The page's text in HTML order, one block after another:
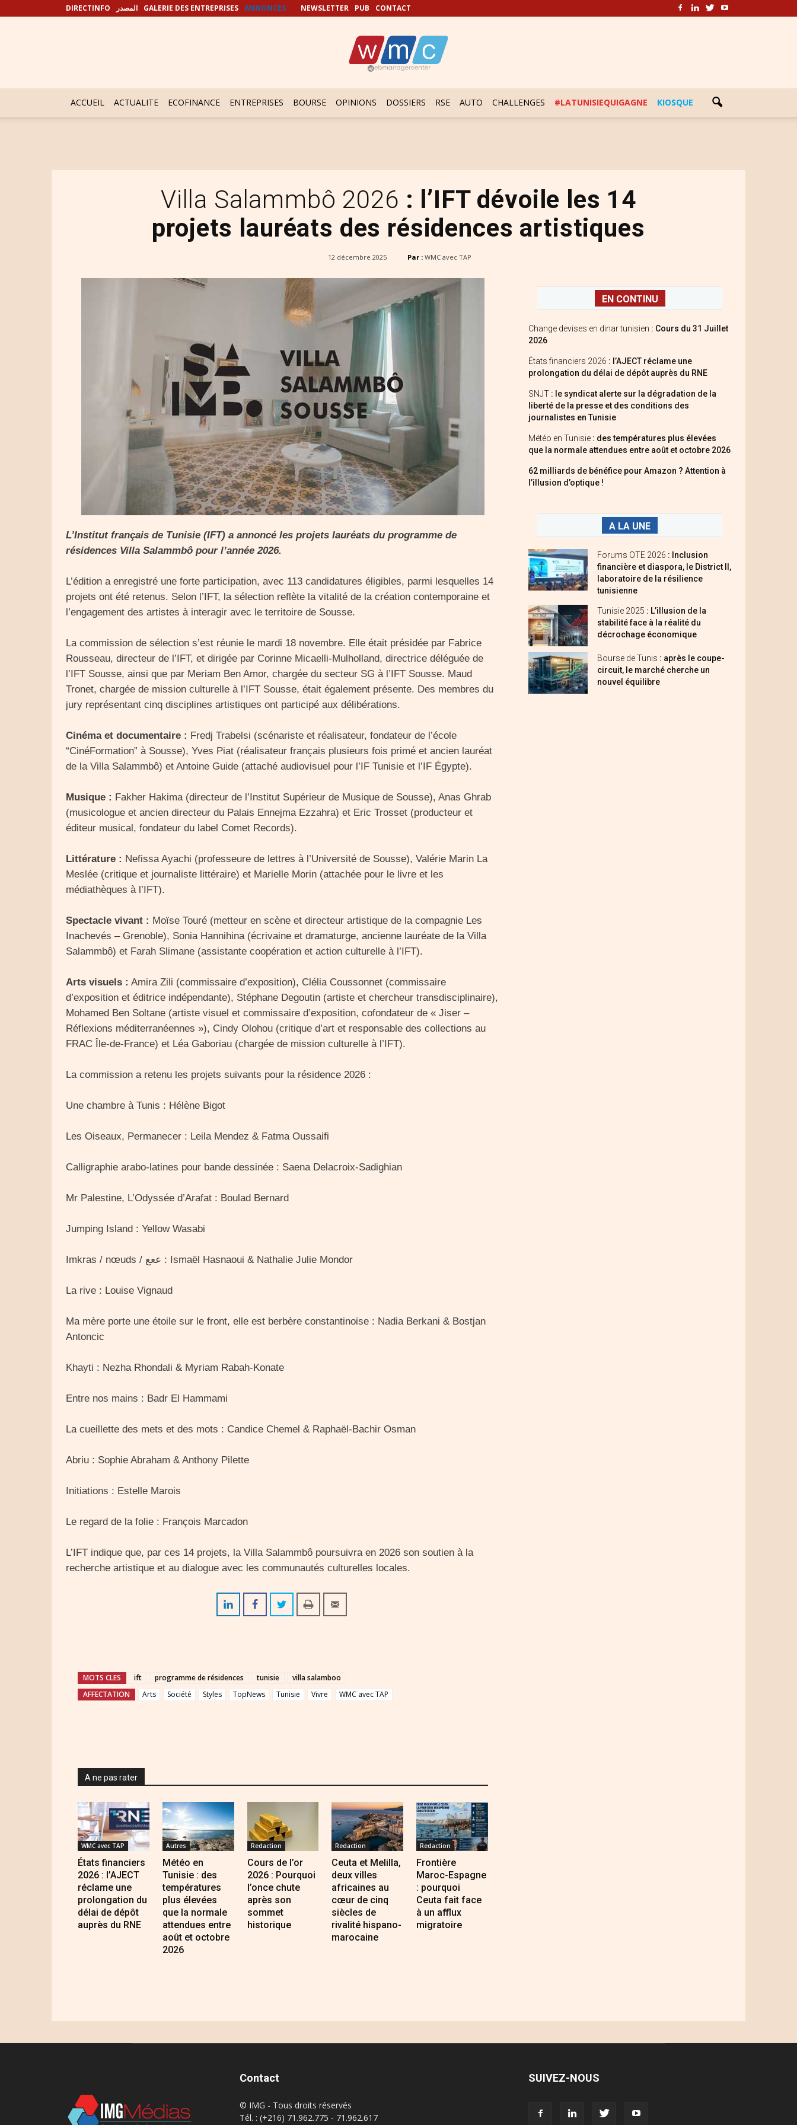
DIRECTINFO المصدر GALERIE DES ENTREPRISES ANNONCES NEWSLETTER PUB CONTACT
ACCUEIL ACTUALITE ECOFINANCE ENTREPRISES BOURSE OPINIONS DOSSIERS RSE AUTO CHALLENGES #LATUNISIEQUIGAGNE KIOSQUE
Villa Salammbô 2026 : l’IFT dévoile les 14
projets lauréats des résidences artistiques
12 décembre 2025 Par : WMC avec TAP
L’Institut français de Tunisie (IFT) a annoncé les projets lauréats du programme de
résidences Villa Salammbô pour l’année 2026.
L’édition a enregistré une forte participation, avec 113 candidatures éligibles, parmi lesquelles 14
projets ont été retenus. Selon l’IFT, la sélection reflète la vitalité de la création contemporaine et
l’engagement des artistes à interagir avec le territoire de Sousse.
La commission de sélection s’est réunie le mardi 18 novembre. Elle était présidée par Fabrice
Rousseau, directeur de l’IFT, et dirigée par Corinne Micaelli-Mulholland, directrice déléguée de
l’IFT Sousse, ainsi que par Meriam Ben Amor, chargée du secteur SG à l’IFT Sousse. Maud
Tronet, chargée de mission culturelle à l’IFT Sousse, était également présente. Des membres du
jury représentant cinq disciplines artistiques ont participé aux délibérations.
Cinéma et documentaire : Fredj Trabelsi (scénariste et réalisateur, fondateur de l’école
“CinéFormation” à Sousse), Yves Piat (réalisateur français plusieurs fois primé et ancien lauréat
de la Villa Salammbô) et Antoine Guide (attaché audiovisuel pour l’IF Tunisie et l’IF Égypte).
Musique : Fakher Hakima (directeur de l’Institut Supérieur de Musique de Sousse), Anas Ghrab
(musicologue et ancien directeur du Palais Ennejma Ezzahra) et Eric Trosset (producteur et
éditeur musical, fondateur du label Comet Records).
Littérature : Nefissa Ayachi (professeure de lettres à l’Université de Sousse), Valérie Marin La
Meslée (critique et journaliste littéraire) et Marielle Morin (attachée pour le livre et les
médiathèques à l’IFT).
Spectacle vivant : Moïse Touré (metteur en scène et directeur artistique de la compagnie Les
Inachevés – Grenoble), Sonia Hannihina (écrivaine et dramaturge, ancienne lauréate de la Villa
Salammbô) et Farah Slimane (assistante coopération et action culturelle à l’IFT).
Arts visuels : Amira Zili (commissaire d’exposition), Clélia Coussonnet (commissaire
d’exposition et éditrice indépendante), Stéphane Degoutin (artiste et chercheur transdisciplinaire),
Mohamed Ben Soltane (artiste visuel et commissaire d’exposition, cofondateur de « Jiser –
Réflexions méditerranéennes »), Cindy Olohou (critique d’art et responsable des collections au
FRAC Île-de-France) et Léa Gaboriau (chargée de mission culturelle à l’IFT).
La commission a retenu les projets suivants pour la résidence 2026 :
Une chambre à Tunis : Hélène Bigot
Les Oiseaux, Permanecer : Leila Mendez & Fatma Oussaifi
Calligraphie arabo-latines pour bande dessinée : Saena Delacroix-Sadighian
Mr Palestine, L’Odyssée d’Arafat : Boulad Bernard
Jumping Island : Yellow Wasabi
Imkras / nœuds / ععع : Ismaël Hasnaoui & Nathalie Julie Mondor
La rive : Louise Vignaud
Ma mère porte une étoile sur le front, elle est berbère constantinoise : Nadia Berkani & Bostjan
Antoncic
Khayti : Nezha Rhondali & Myriam Rabah-Konate
Entre nos mains : Badr El Hammami
La cueillette des mets et des mots : Candice Chemel & Raphaël-Bachir Osman
Abriu : Sophie Abraham & Anthony Pilette
Initiations : Estelle Marois
Le regard de la folie : François Marcadon
L’IFT indique que, par ces 14 projets, la Villa Salammbô poursuivra en 2026 son soutien à la
recherche artistique et au dialogue avec les communautés culturelles locales.
MOTS CLES ift programme de résidences tunisie
villa salamboo
AFFECTATION
Arts Société Styles TopNews Tunisie Vivre WMC avec TAP
A ne pas rater
WMC avec TAP
États financiers
2026 : l’AJECT
réclame une
prolongation du
délai de dépôt
auprès du RNE
Autres
Météo en
Tunisie : des
températures
plus élevées
que la normale
attendues entre
août et octobre
2026
Redaction
Cours de l’or
2026 : Pourquoi
l’once chute
après son
sommet
historique
Redaction
Ceuta et Melilla,
deux villes
africaines au
cœur de cinq
siècles de
rivalité hispano-
marocaine
Redaction
Frontière
Maroc-Espagne
: pourquoi
Ceuta fait face
à un afflux
migratoire
EN CONTINU
Change devises en dinar tunisien : Cours du 31 Juillet
2026
États financiers 2026 : l’AJECT réclame une
prolongation du délai de dépôt auprès du RNE
SNJT : le syndicat alerte sur la dégradation de la
liberté de la presse et des conditions des
journalistes en Tunisie
Météo en Tunisie : des températures plus élevées
que la normale attendues entre août et octobre 2026
62 milliards de bénéfice pour Amazon ? Attention à
l’illusion d’optique !
A LA UNE
Forums OTE 2026 : Inclusion
financière et diaspora, le District II,
laboratoire de la résilience
tunisienne
Tunisie 2025 : L’illusion de la
stabilité face à la réalité du
décrochage économique
Bourse de Tunis : après le coupe-
circuit, le marché cherche un
nouvel équilibre
Contact
© IMG - Tous droits réservés
Tél. : (+216) 71.962.775 - 71.962.617
SUIVEZ-NOUS